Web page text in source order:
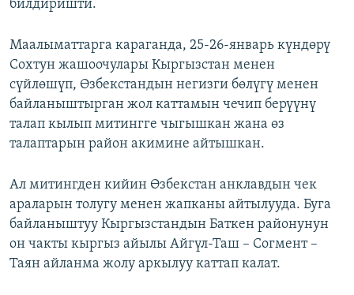
билдиришти.
Маалыматтарга караганда, 25-26-январь күндөрү
Сохтун жашоочулары Кыргызстан менен
сүйлөшүп, Өзбекстандын негизги бөлүгү менен
байланыштырган жол каттамын чечип берүүнү
талап кылып митингге чыгышкан жана өз
талаптарын район акимине айтышкан.
Ал митингден кийин Өзбекстан анклавдын чек
араларын толугу менен жапканы айтылууда. Буга
байланыштуу Кыргызстандын Баткен районунун
он чакты кыргыз айылы Айгүл-Таш – Согмент –
Таян айланма жолу аркылуу каттап калат.